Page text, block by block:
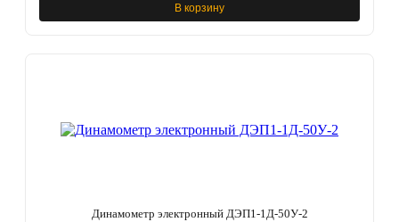
В корзину
Динамометр электронный ДЭП1-1Д-50У-2